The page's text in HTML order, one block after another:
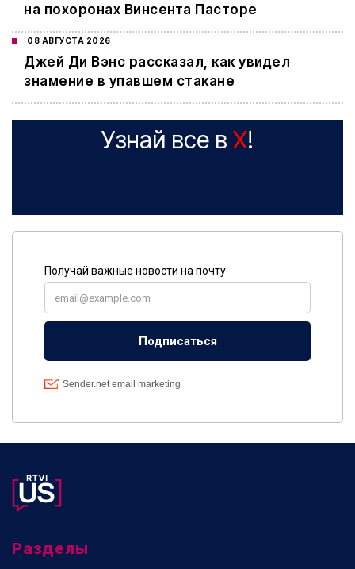
на похоронах Винсента Пасторе
08 АВГУСТА 2026
Джей Ди Вэнс рассказал, как увидел
знамение в упавшем стакане
Узнай все в X!
Разделы